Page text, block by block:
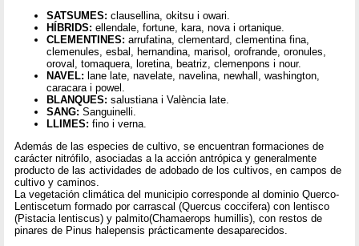
SATSUMES: clausellina, okitsu i owari.
HÍBRIDS: ellendale, fortune, kara, nova i ortanique.
CLEMENTINES: arrufatina, clementard, clementina fina,
clemenules, esbal, hernandina, marisol, orofrande, oronules,
oroval, tomaquera, loretina, beatriz, clemenpons i nour.
NAVEL: lane late, navelate, navelina, newhall, washington,
caracara i powel.
BLANQUES: salustiana i València late.
SANG: Sanguinelli.
LLIMES: fino i verna.
Además de las especies de cultivo, se encuentran formaciones de
carácter nitrófilo, asociadas a la acción antrópica y generalmente
producto de las actividades de adobado de los cultivos, en campos de
cultivo y caminos.
La vegetación climática del municipio corresponde al dominio Querco-
Lentiscetum formado por carrascal (Quercus coccifera) con lentisco
(Pistacia lentiscus) y palmito(Chamaerops humillis), con restos de
pinares de Pinus halepensis prácticamente desaparecidos.